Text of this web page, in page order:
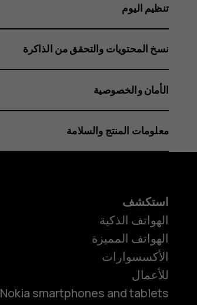
تنظيم اليوم
نسخ المحتويات والتحقق من الذاكرة
الأمان والخصوصية
معلومات المنتج والسلامة
استكشف
الهواتف الذكية
الهواتف المميزة
الأكسسوارات
للأعمال
Nokia smartphones and tablets